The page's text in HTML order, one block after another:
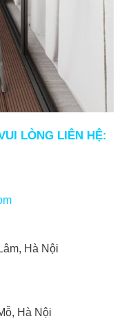
LÒNG LIÊN HỆ:
Hà Nội
Hà Nội